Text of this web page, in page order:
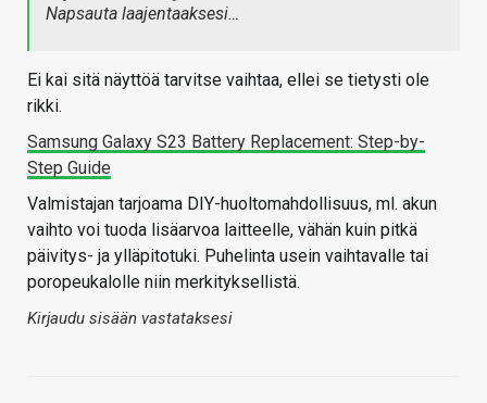
Napsauta laajentaaksesi…
Ei kai sitä näyttöä tarvitse vaihtaa, ellei se tietysti ole
rikki.
Samsung Galaxy S23 Battery Replacement: Step-by-
Step Guide
Valmistajan tarjoama DIY-huoltomahdollisuus, ml. akun
vaihto voi tuoda lisäarvoa laitteelle, vähän kuin pitkä
päivitys- ja ylläpitotuki. Puhelinta usein vaihtavalle tai
poropeukalolle niin merkityksellistä.
Kirjaudu sisään vastataksesi